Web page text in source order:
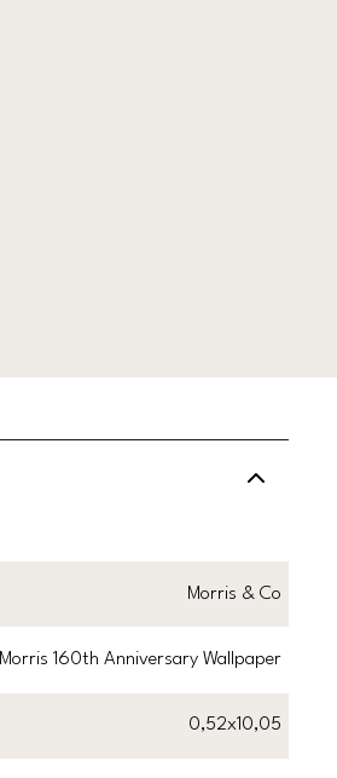
Morris & Co
Morris 160th Anniversary Wallpaper
0,52x10,05